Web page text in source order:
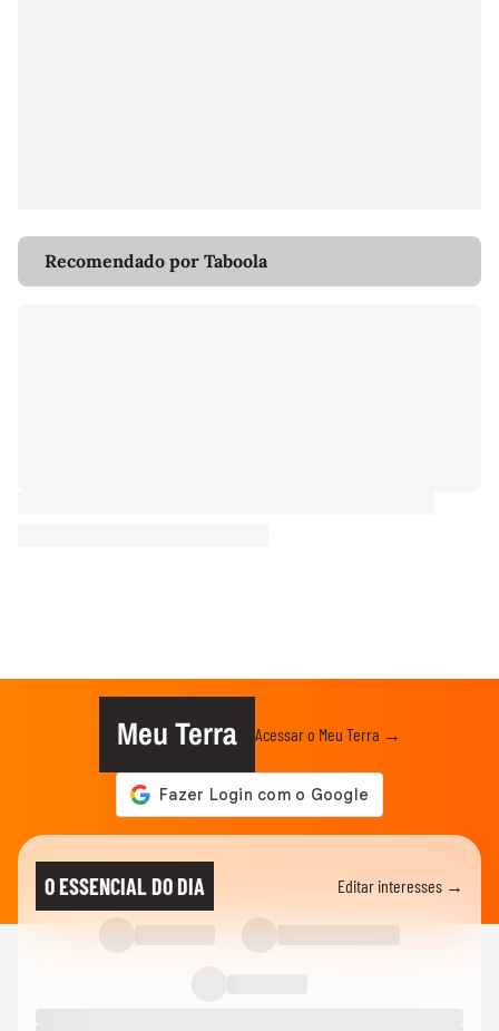
Recomendado por Taboola
Meu Terra Acessar o Meu Terra →
O ESSENCIAL DO DIA Editar interesses →